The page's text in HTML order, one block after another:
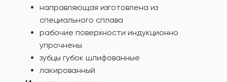
направляющая изготовлена из
специального сплава
рабочие поверхности индукционно
упрочнены
зубцы губок шлифованные
лакированный